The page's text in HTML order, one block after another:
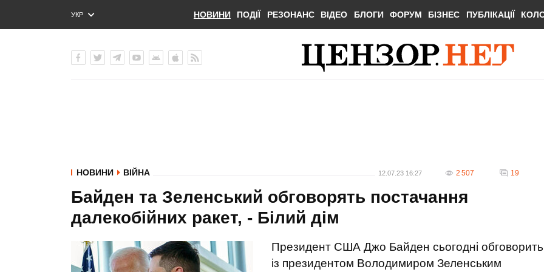
УКР
ENG
НОВИНИ ПОДІЇ РЕЗОНАНС ВІДЕО БЛОГИ ФОРУМ БІЗНЕС ПУБЛІКАЦІЇ
НОВИНИ ВІЙНА 12.07.23 16:27 2 507 19
Байден та Зеленський обговорять постачання
далекобійних ракет, - Білий дім
Президент США Джо Байден сьогодні обговорить
із президентом Володимиром Зеленським